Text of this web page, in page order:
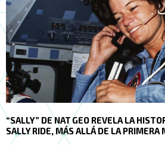
“SALLY” DE NAT GEO REVELA LA
SALLY RIDE, MÁS ALLÁ DE LA PRIMERA